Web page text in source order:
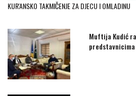
KUR'ANSKO TAKMIČENJE ZA DJECU I OMLADINU
Muftija Kudić